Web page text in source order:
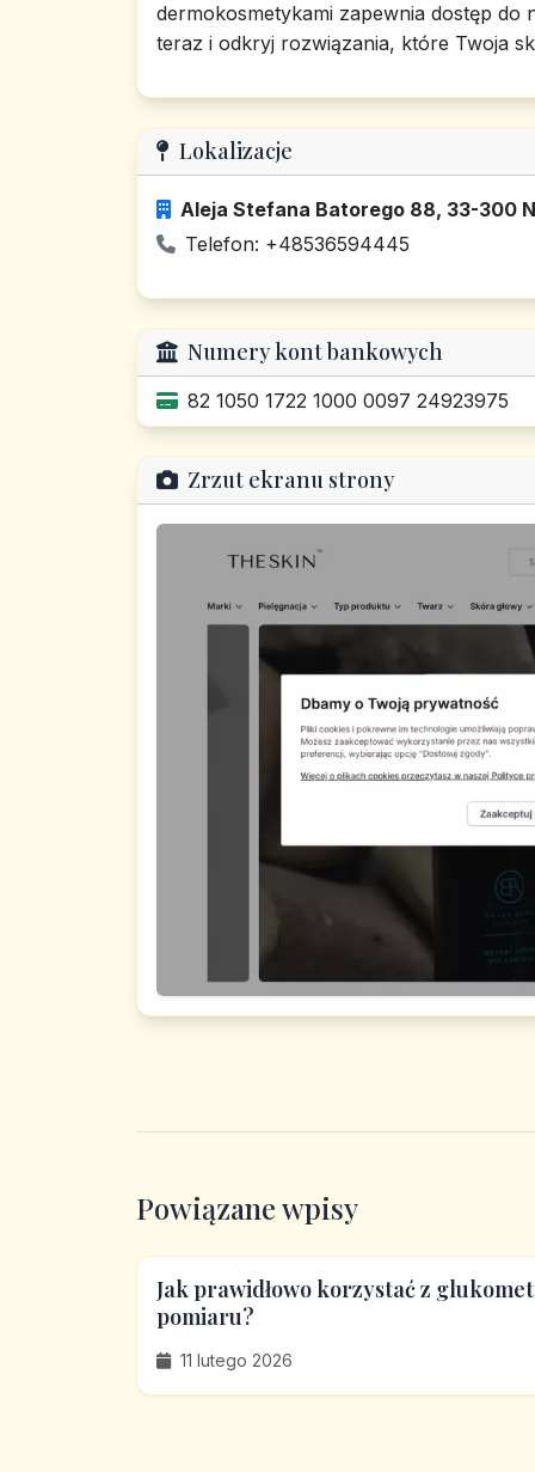
dermokosmetykami zapewnia dostęp do
teraz i odkryj rozwiązania, które Twoja
Lokalizacje
Aleja Stefana Batorego 88, 33-300
Telefon: +48536594445
Numery kont bankowych
82 1050 1722 1000 0097 24923975
Zrzut ekranu strony
Powiązane wpisy
Jak prawidłowo korzystać z
pomiaru?
11 lutego 2026